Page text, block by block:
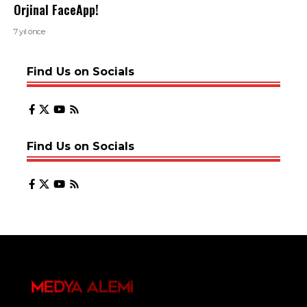
Orjinal FaceApp!
7 yıl önce
Find Us on Socials
Find Us on Socials